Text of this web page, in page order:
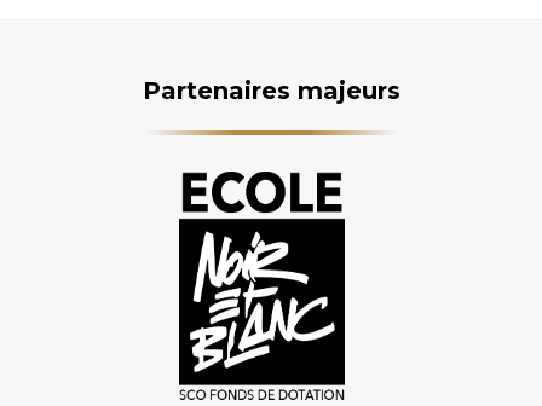
Partenaires majeurs